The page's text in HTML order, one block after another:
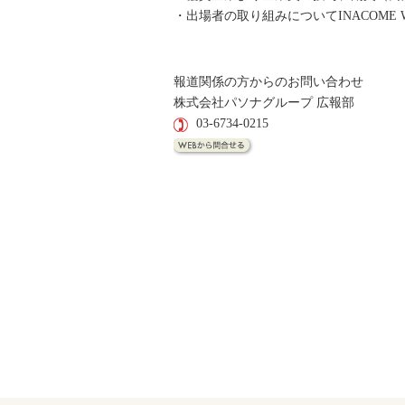
・出場者の取り組みについてINACOME
報道関係の方からのお問い合わせ
株式会社パソナグループ 広報部
03-6734-0215